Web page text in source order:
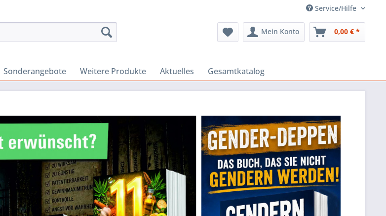
Service/Hilfe
Mein Konto 0,00 € *
Sonderangebote Weitere Produkte Aktuelles Gesamtkatalog